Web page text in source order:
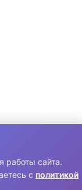
работы сайта.
с политикой